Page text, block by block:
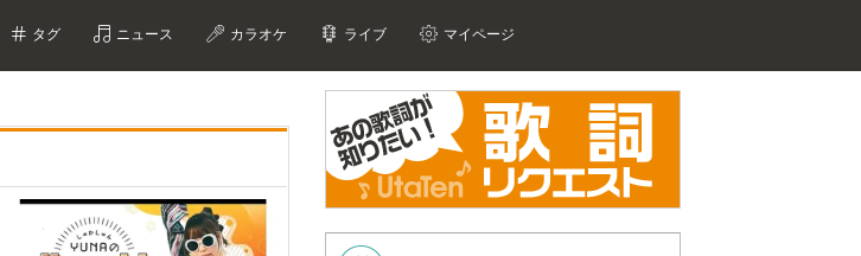
タグ ニュース カラオケ ライブ マイページ